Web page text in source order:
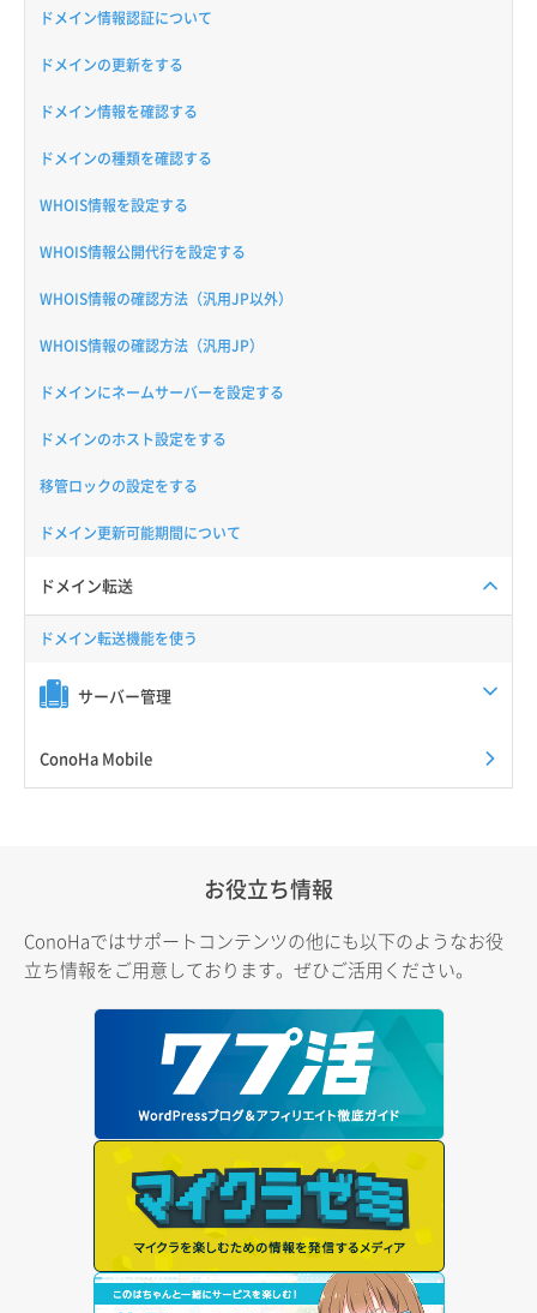
ドメイン情報認証について
ドメインの更新をする
ドメイン情報を確認する
ドメインの種類を確認する
WHOIS情報を設定する
WHOIS情報公開代行を設定する
WHOIS情報の確認方法（汎用JP以外）
WHOIS情報の確認方法（汎用JP）
ドメインにネームサーバーを設定する
ドメインのホスト設定をする
移管ロックの設定をする
ドメイン更新可能期間について
ドメイン転送
ドメイン転送機能を使う
サーバー管理
ConoHa Mobile
お役立ち情報
ConoHaではサポートコンテンツの他にも以下のようなお役
立ち情報をご用意しております。ぜひご活用ください。